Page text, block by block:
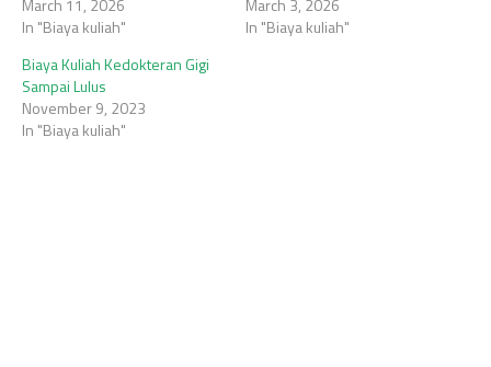
In "Biaya kuliah"
In "Biaya kuliah"
Biaya Kuliah Kedokteran Gigi
Sampai Lulus
November 9, 2023
In "Biaya kuliah"